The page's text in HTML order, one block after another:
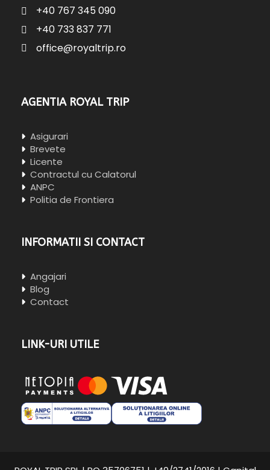
+40 767 345 090
+40 733 837 771
office@royaltrip.ro
AGENTIA ROYAL TRIP
Asigurari
Brevete
Licente
Contractul cu Calatorul
ANPC
Politia de Frontiera
INFORMATII SI CONTACT
Angajari
Blog
Contact
LINK-URI UTILE